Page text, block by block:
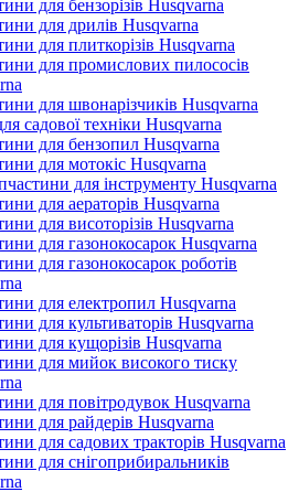
для бензорізів Husqvarna
для дрилів Husqvarna
для плиткорізів Husqvarna
для промислових пилососів
для швонарізчиків Husqvarna
садової техніки Husqvarna
для бензопил Husqvarna
для мотокіс Husqvarna
для інструменту Husqvarna
для аераторів Husqvarna
для висоторізів Husqvarna
для газонокосарок Husqvarna
для газонокосарок роботів
для електропил Husqvarna
для культиваторів Husqvarna
для кущорізів Husqvarna
для мийок високого тиску
для повітродувок Husqvarna
для райдерів Husqvarna
для садових тракторів Husqvarna
для снігоприбиральників